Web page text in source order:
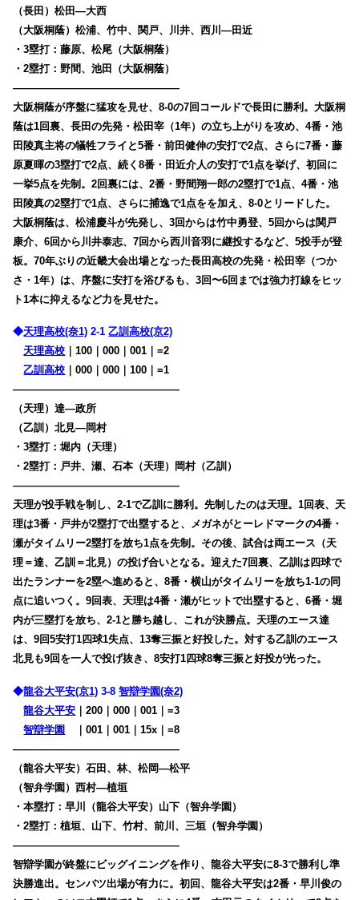
（長田）松田―大西
（大阪桐蔭）松浦、竹中、関戸、川井、西川―田近
・3塁打：藤原、松尾（大阪桐蔭）
・2塁打：野間、池田（大阪桐蔭）
————————————————
大阪桐蔭が序盤に猛攻を見せ、8-0の7回コールドで長田に勝利。大阪桐
蔭は1回裏、長田の先発・松田宰（1年）の立ち上がりを攻め、4番・池
田陵真主将の犠牲フライと5番・前田健伸の安打で2点、さらに7番・藤
原夏暉の3塁打で2点、続く8番・田近介人の安打で1点を挙げ、初回に
一挙5点を先制。2回裏には、2番・野間翔一郎の2塁打で1点、4番・池
田陵真の2塁打で1点、さらに捕逸で1点をを加え、8-0とリードした。
大阪桐蔭は、松浦慶斗が先発し、3回からは竹中勇登、5回からは関戸
康介、6回から川井泰志、7回から西川音羽に継投するなど、5投手が登
板。70年ぶりの近畿大会出場となった長田高校の先発・松田宰（つか
さ・1年）は、序盤に安打を浴びるも、3回〜6回までは強力打線をヒッ
ト1本に抑えるなど力を見せた。
◆天理高校(奈1) 2-1乙訓高校(京2)
天理高校 ｜100｜000｜001｜=2
乙訓高校 ｜000｜000｜100｜=1
————————————————
（天理）達―政所
（乙訓）北見―岡村
・3塁打：堀内（天理）
・2塁打：戸井、瀬、石本（天理）岡村（乙訓）
————————————————
天理が投手戦を制し、2-1で乙訓に勝利。先制したのは天理。1回表、天
理は3番・戸井が2塁打で出塁すると、メガネがとーレドマークの4番・
瀬がタイムリー2塁打を放ち1点を先制。その後、試合は両エース（天
理＝達、乙訓＝北見）の投げ合いとなる。迎えた7回裏、乙訓は四球で
出たランナーを2塁へ進めると、8番・横山がタイムリーを放ち1-1の同
点に追いつく。9回表、天理は4番・瀬がヒットで出塁すると、6番・堀
内が三塁打を放ち、2-1と勝ち越し、これが決勝点。天理のエース達
は、9回5安打1四球1失点、13奪三振と好投した。対する乙訓のエース
北見も9回を一人で投げ抜き、8安打1四球8奪三振と好投が光った。
◆龍谷大平安(京1) 3-8智辯学園(奈2)
龍谷大平安 ｜200｜000｜001｜=3
智辯学園
｜001｜001｜15x｜=8
————————————————
（龍谷大平安）石田、林、松岡―松平
（智弁学園）西村―植垣
・本塁打：早川（龍谷大平安）山下（智弁学園）
・2塁打：植垣、山下、竹村、前川、三垣（智弁学園）
————————————————
智辯学園が終盤にビッグイニングを作り、龍谷大平安に8-3で勝利し準
決勝進出。センバツ出場が有力に。初回、龍谷大平安は2番・早川俊の